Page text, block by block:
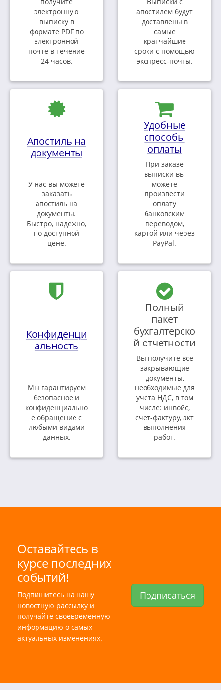
электронную
выписку в
формате PDF по
электронной
почте в течение
24 часов.
апостилем будут
доставлены в
самые
кратчайшие
сроки с помощью
экспресс-почты.
Апостиль на
документы
У нас вы можете
заказать
апостиль на
документы.
Быстро, надежно,
по доступной
цене.
Удобные
способы
оплаты
При заказе
выписки вы
можете
произвести
оплату
банковским
переводом,
картой или через
PayPal.
Конфиденци
альность
Мы гарантируем
безопасное и
конфиденциально
е обращение с
любыми видами
данных.
Полный
пакет
бухгалтерско
й отчетности
Вы получите все
закрывающие
документы,
необходимые для
учета НДС, в том
числе: инвойс,
счет-фактуру, акт
выполнения
работ.
Оставайтесь в
курсе последних
событий!
Подпишитесь на нашу
новостную рассылку и
получайте своевременную
информацию о самых
актуальных изменениях.
Подписаться